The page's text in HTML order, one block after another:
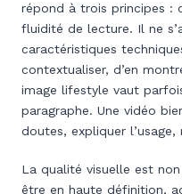
répond à trois principes :
fluidité de lecture. Il ne
caractéristiques
contextualiser, d’en
image lifestyle vaut
paragraphe. Une vidéo
doutes, expliquer
La qualité visuelle est
être en haute définition,